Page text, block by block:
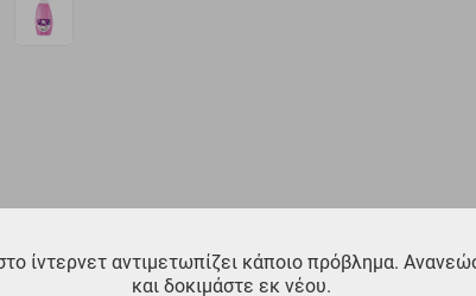
ίντερνετ αντιμετωπίζει κάποιο πρόβλημα.
και δοκιμάστε εκ νέου.